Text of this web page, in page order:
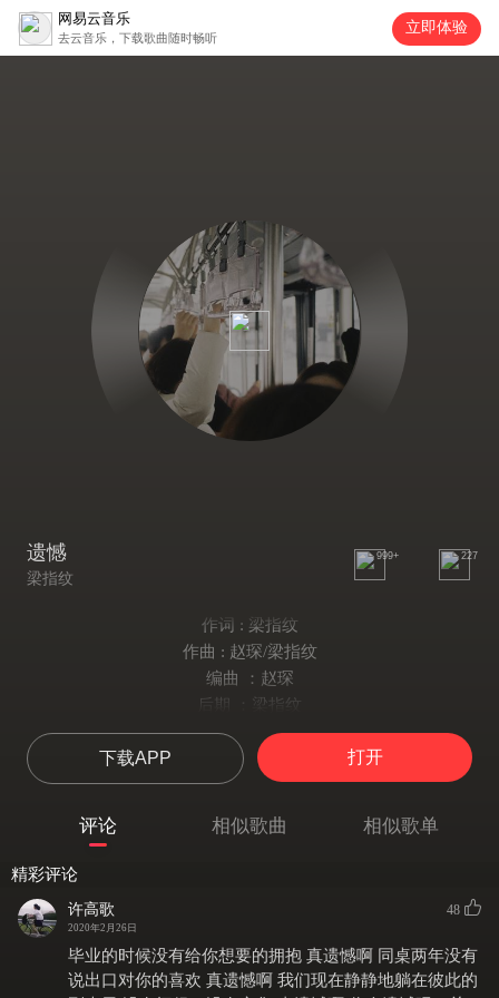
网易云音乐
去云音乐，下载歌曲随时畅听
立即体验
遗憾
梁指纹
999+ 227
作词 : 梁指纹
作曲 : 赵琛/梁指纹
编曲 ：赵琛
后期 ：梁指纹
我如果爱你
总会时常忘记
不在与你的旧时光里
当蜜蜂摘走了蜜
用白色字迹断开天气
蝉尽了呼吸
下载APP 打开
评论 相似歌曲 相似歌单
精彩评论
许高歌
2020年2月26日
48
毕业的时候没有给你想要的拥抱 真遗憾啊 同桌两年没有
说出口对你的喜欢 真遗憾啊 我们现在静静地躺在彼此的